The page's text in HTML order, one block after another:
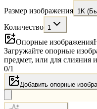
Размер изображения 1K
Количество 1
Опорные изображения
Загружайте опорные
предмет, или для слияния
0/1
Добавить опорные